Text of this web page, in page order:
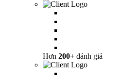
Hơn 200+ đánh giá